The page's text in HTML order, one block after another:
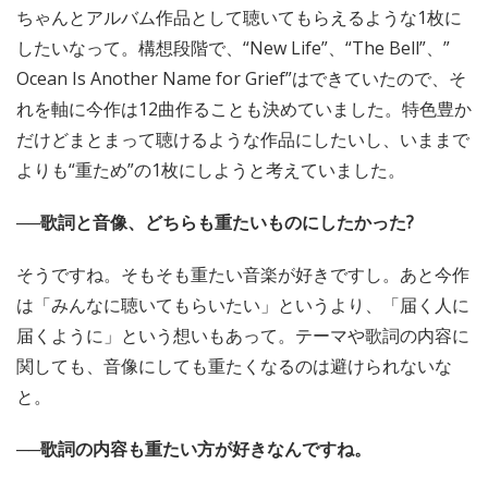
ちゃんとアルバム作品として聴いてもらえるような1枚に
したいなって。構想段階で、“New Life”、“The Bell”、”
Ocean Is Another Name for Grief”はできていたので、そ
れを軸に今作は12曲作ることも決めていました。特色豊か
だけどまとまって聴けるような作品にしたいし、いままで
よりも“重ため”の1枚にしようと考えていました。
──歌詞と音像、どちらも重たいものにしたかった?
そうですね。そもそも重たい音楽が好きですし。あと今作
は「みんなに聴いてもらいたい」というより、「届く人に
届くように」という想いもあって。テーマや歌詞の内容に
関しても、音像にしても重たくなるのは避けられないな
と。
──歌詞の内容も重たい方が好きなんですね。